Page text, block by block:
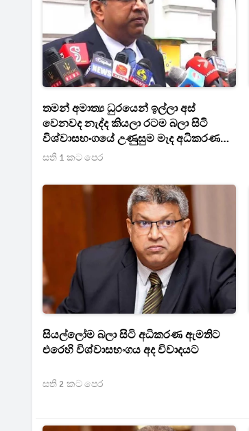
තමන් අමාත්‍ය ධුරයෙන් ඉල්ලා අස්
වෙනවද නැද්ද කියලා රටම බලා සිටි
විශ්වාසභංගයේ උණුසුම මැද අධිකරණ
ඇමතිගෙන් ප්‍රකාශයක්
සති 1 කට පෙර
සියල්ලෝම බලා සිටි අධිකරණ ඇමතිට
එරෙහි විශ්වාසභංගය අද විවාදයට
සති 2 කට පෙර